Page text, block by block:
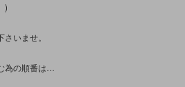
)
いませ。
の順番は…